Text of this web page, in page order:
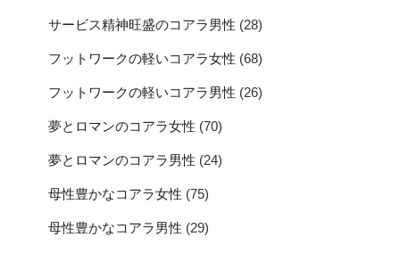
サービス精神旺盛のコアラ男性 (28)
フットワークの軽いコアラ女性 (68)
フットワークの軽いコアラ男性 (26)
夢とロマンのコアラ女性 (70)
夢とロマンのコアラ男性 (24)
母性豊かなコアラ女性 (75)
母性豊かなコアラ男性 (29)